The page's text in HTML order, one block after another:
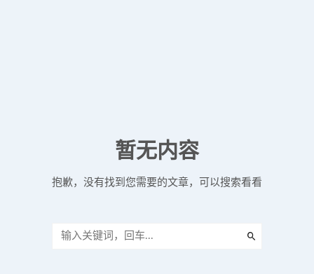
暂无内容
抱歉，没有找到您需要的文章，可以搜索看看